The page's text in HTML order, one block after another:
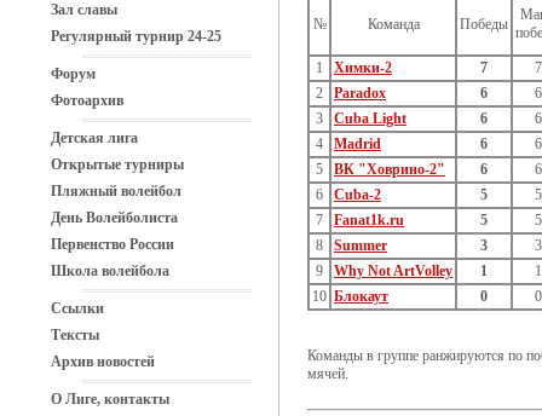
Зал славы
Регулярный турнир 24-25
Форум
Фотоархив
Детская лига
Открытые турниры
Пляжный волейбол
День Волейболиста
Первенство России
Школа волейбола
Ссылки
Тексты
Архив новостей
О Лиге, контакты
№ Команда Победы
1 Химки-2 7
7
2
Paradox 6
6
3
Cuba Light 6
6
4
Madrid 6
6
5
ВК "Ховрино-2" 6
6
6
Cuba-2 5
5
7
Fanat1k.ru 5
5
8
Summer 3
3
9
Why Not ArtVolley 1
1
10 Блокаут 0 0
Команды в группе ранжируются по
мячей.